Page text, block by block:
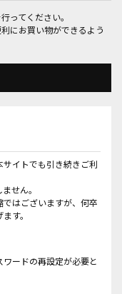
ってください。
にお買い物ができるよう
イトでも引き続きご利
せん。
はございますが、何卒
す。
ードの再設定が必要と